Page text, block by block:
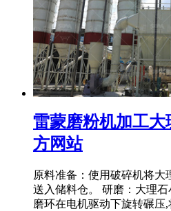
雷蒙磨粉机加工大
方网站
原料准备：使用破碎机将大
送入储料仓。 研磨：大理
磨环在电机驱动下旋转碾压,